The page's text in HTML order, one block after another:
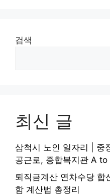
검색
최신 글
삼척시 노인 일자리 | 중
공근로, 종합복지관 A
퇴직금계산 연차수당 합
함 계산법 총정리